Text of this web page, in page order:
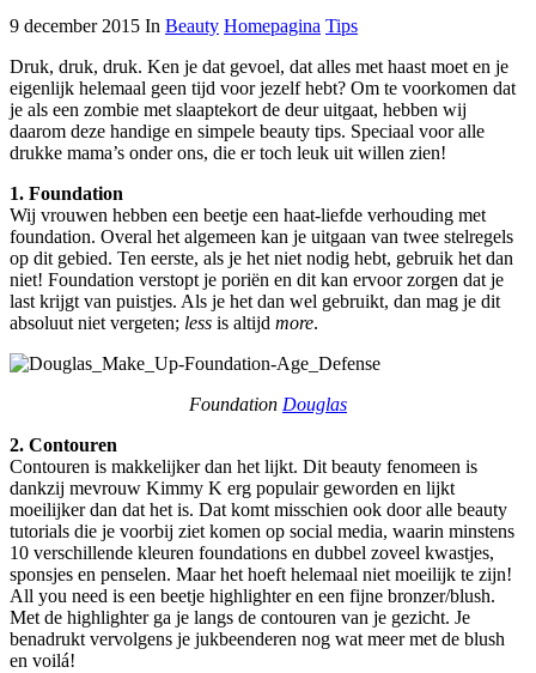
9 december 2015 In Beauty Homepagina Tips
Druk, druk, druk. Ken je dat gevoel, dat alles met haast moet en je
eigenlijk helemaal geen tijd voor jezelf hebt? Om te voorkomen dat
je als een zombie met slaaptekort de deur uitgaat, hebben wij
daarom deze handige en simpele beauty tips. Speciaal voor alle
drukke mama’s onder ons, die er toch leuk uit willen zien!
1. Foundation
Wij vrouwen hebben een beetje een haat-liefde verhouding met
foundation. Overal het algemeen kan je uitgaan van twee stelregels
op dit gebied. Ten eerste, als je het niet nodig hebt, gebruik het dan
niet! Foundation verstopt je poriën en dit kan ervoor zorgen dat je
last krijgt van puistjes. Als je het dan wel gebruikt, dan mag je dit
absoluut niet vergeten; less is altijd more.
Foundation Douglas
2. Contouren
Contouren is makkelijker dan het lijkt. Dit beauty fenomeen is
dankzij mevrouw Kimmy K erg populair geworden en lijkt
moeilijker dan dat het is. Dat komt misschien ook door alle beauty
tutorials die je voorbij ziet komen op social media, waarin minstens
10 verschillende kleuren foundations en dubbel zoveel kwastjes,
sponsjes en penselen. Maar het hoeft helemaal niet moeilijk te zijn!
All you need is een beetje highlighter en een fijne bronzer/blush.
Met de highlighter ga je langs de contouren van je gezicht. Je
benadrukt vervolgens je jukbeenderen nog wat meer met de blush
en voilá!